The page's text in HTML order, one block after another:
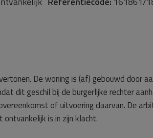
De woning is (af) gebouwd door
dit geschil bij de burgerlijke rechter
of uitvoering daarvan. De
is in zijn klacht.